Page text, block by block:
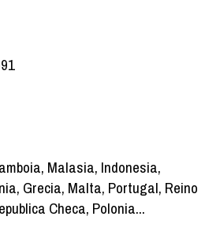
Malasia, Indonesia,
Grecia, Malta, Portugal, Reino
Checa, Polonia...